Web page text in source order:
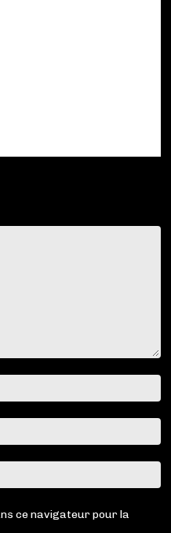
:*
:*
:
ce navigateur pour la